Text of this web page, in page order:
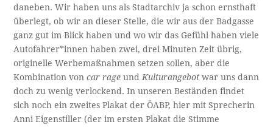
daneben. Wir haben uns als Stadtarchiv ja schon ernsthaft
überlegt, ob wir an dieser Stelle, die wir aus der Badgasse
ganz gut im Blick haben und wo wir das Gefühl haben viele
Autofahrer*innen haben zwei, drei Minuten Zeit übrig,
originelle Werbemaßnahmen setzen sollen, aber die
Kombination voncar rage und Kulturangebot war uns dann
doch zu wenig verlockend. In unseren Beständen findet
sich noch ein zweites Plakat der ÖABP, hier mit Sprecherin
Anni Eigenstiller (der im ersten Plakat die Stimme